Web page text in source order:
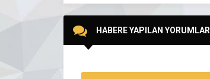
HABERE YAPILAN YORUMLAR